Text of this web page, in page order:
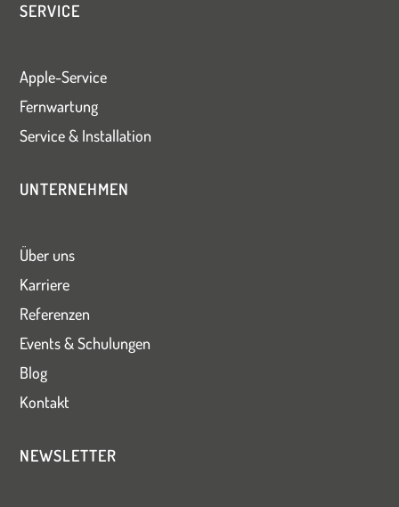
SERVICE
Apple-Service
Fernwartung
Service & Installation
UNTERNEHMEN
Über uns
Karriere
Referenzen
Events & Schulungen
Blog
Kontakt
NEWSLETTER